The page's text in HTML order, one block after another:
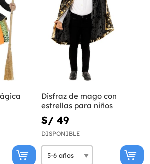
Disfraz de mago con
estrellas para niños
S/ 49
DISPONIBLE